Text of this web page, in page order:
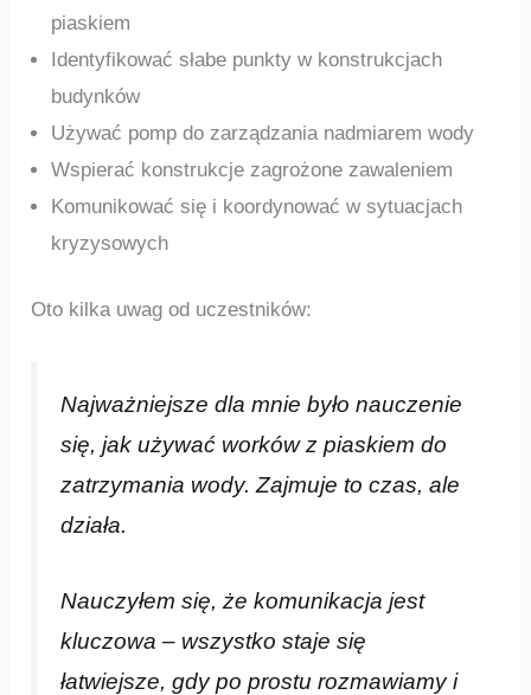
piaskiem
Identyfikować słabe punkty w konstrukcjach
budynków
Używać pomp do zarządzania nadmiarem wody
Wspierać konstrukcje zagrożone zawaleniem
Komunikować się i koordynować w sytuacjach
kryzysowych
Oto kilka uwag od uczestników:
Najważniejsze dla mnie było nauczenie
się, jak używać worków z piaskiem do
zatrzymania wody. Zajmuje to czas, ale
działa.
Nauczyłem się, że komunikacja jest
kluczowa – wszystko staje się
łatwiejsze, gdy po prostu rozmawiamy i